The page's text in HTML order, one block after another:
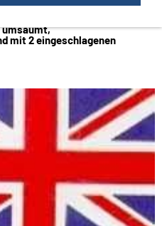
umsäumt,
mit 2 eingeschlagenen